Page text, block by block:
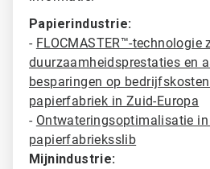
Papierindustrie:
- FLOCMASTER™-technologie
duurzaamheidsprestaties en
besparingen op
papierfabriek in Zuid-Europa
- Ontwateringsoptimalisatie
papierfabrieksslib
Mijnindustrie: